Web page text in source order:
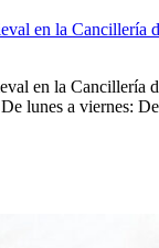
en la Cancillería
en la Cancillería
lunes a viernes: De